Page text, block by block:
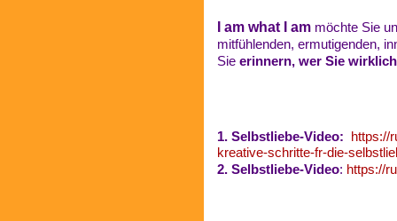
I am what I am möchte Sie
mitfühlenden, ermutigenden,
Sie erinnern, wer Sie
1. Selbstliebe-Video: https://
kreative-schritte-fr-die-
2. Selbstliebe-Video: https://